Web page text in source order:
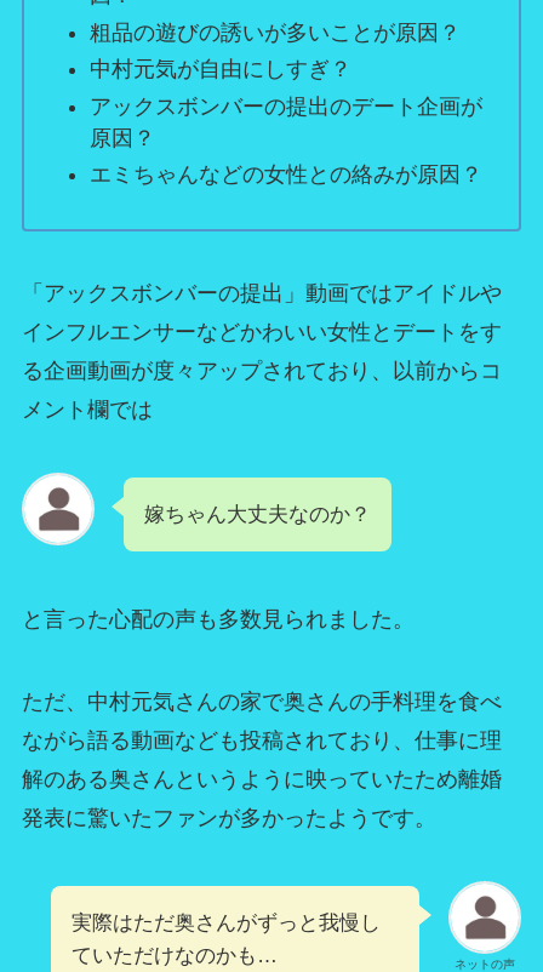
粗品の遊びの誘いが多いことが原因？
中村元気が自由にしすぎ？
アックスボンバーの提出のデート企画が
原因？
エミちゃんなどの女性との絡みが原因？
「アックスボンバーの提出」動画ではアイドルや
インフルエンサーなどかわいい女性とデートをす
る企画動画が度々アップされており、以前からコ
メント欄では
嫁ちゃん大丈夫なのか？
と言った心配の声も多数見られました。
ただ、中村元気さんの家で奥さんの手料理を食べ
ながら語る動画なども投稿されており、仕事に理
解のある奥さんというように映っていたため離婚
発表に驚いたファンが多かったようです。
ネットの声
実際はただ奥さんがずっと我慢し
ていただけなのかも…